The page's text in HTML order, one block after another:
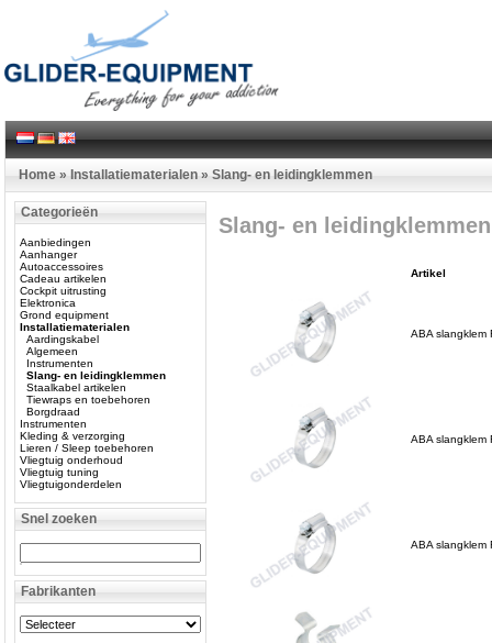
Home » Installatiematerialen » Slang- en leidingklemmen
Categorieën
Aanbiedingen
Aanhanger
Autoaccessoires
Cadeau artikelen
Cockpit uitrusting
Elektronica
Grond equipment
Installatiematerialen
Aardingskabel
Algemeen
Instrumenten
Slang- en leidingklemmen
Staalkabel artikelen
Tiewraps en toebehoren
Borgdraad
Instrumenten
Kleding & verzorging
Lieren / Sleep toebehoren
Vliegtuig onderhoud
Vliegtuig tuning
Vliegtuigonderdelen
Snel zoeken
Fabrikanten
Slang- en leidingklemmen
Artikel
ABA slangklem
ABA slangklem
ABA slangklem